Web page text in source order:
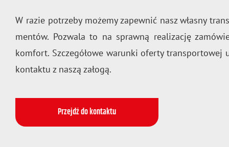
W razie po­trze­by mo­że­my za­pew­nić nasz wła­sny
men­tów. Po­zwa­la to na spraw­ną re­ali­za­cję
kom­fort. Szcze­gó­ło­we wa­run­ki ofer­ty trans­por­to­wej
kon­tak­tu z naszą za­ło­gą.
Przejdź do kontaktu